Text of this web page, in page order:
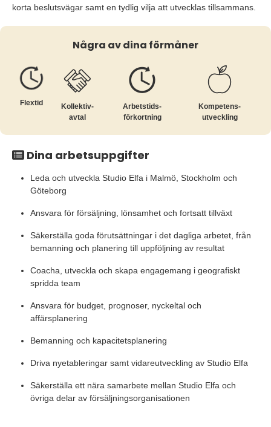
korta beslutsvägar samt en tydlig vilja att utvecklas tillsammans.
Några av dina förmåner
Flextid
Kollektiv­
avtal
Arbetstids­
förkortning
Kompetens­
utveckling
Dina arbetsuppgifter
Leda och utveckla Studio Elfa i Malmö, Stockholm och
Göteborg
Ansvara för försäljning, lönsamhet och fortsatt tillväxt
Säkerställa goda förutsättningar i det dagliga arbetet, från
bemanning och planering till uppföljning av resultat
Coacha, utveckla och skapa engagemang i geografiskt
spridda team
Ansvara för budget, prognoser, nyckeltal och
affärsplanering
Bemanning och kapacitetsplanering
Driva nyetableringar samt vidareutveckling av Studio Elfa
Säkerställa ett nära samarbete mellan Studio Elfa och
övriga delar av försäljningsorganisationen